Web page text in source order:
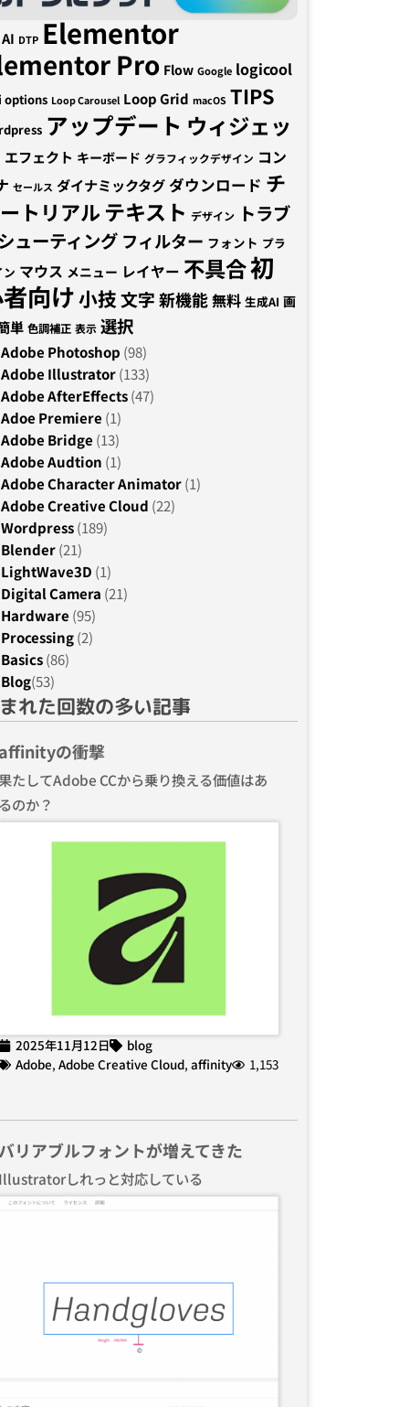
AI DTP Elementor
Pro Flow Google logicool
options Loop Carousel Loop Grid macOS TIPS
アップデート ウィジェッ
エフェクト キーボード グラフィックデザイン コン
セールス ダイナミックタグダウンロード チ
トリアルテキスト デザイン トラブ
ューティング フィルター フォント プラ
ン マウス メニュー レイヤー 不具合初
向け小技文字 新機能無料 生成AI 画
単 色調補正 表示 選択
Adobe Photoshop (98)
Adobe Illustrator(133)
Adobe AfterEffects(47)
Adoe Premiere (1)
Adobe Bridge (13)
Adobe Audtion (1)
Adobe Character Animator(1)
Adobe Creative Cloud (22)
Wordpress(189)
Blender(21)
LightWave3D (1)
Digital Camera (21)
Hardware (95)
Processing(2)
Basics(86)
Blog(53)
れた回数の多い記事
の衝撃
たしてAdobe CCから乗り換える価値はあ
のか？
2025年11月12日
blog
Adobe,Adobe Creative Cloud,affinity 1,153
リアブルフォントが増えてきた
しれっと対応している